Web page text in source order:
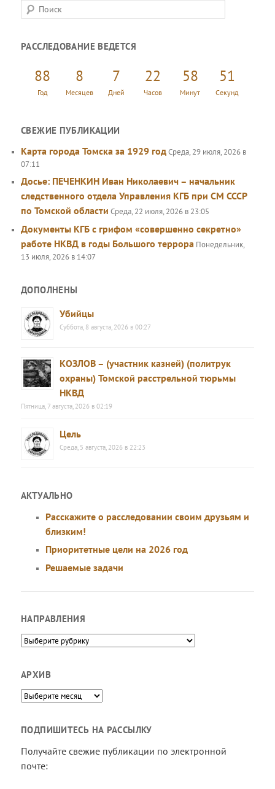
П
о
с
РАССЛЕДОВАНИЕ ВЕДЕТСЯ
88
Год
8
Месяцев
7
Дней
22
Часов
58
Минут
52
Секунд
СВЕЖИЕ ПУБЛИКАЦИИ
Карта города Томска за 1929 годСреда, 29 июля, 2026 в
07:11
Досье: ПЕЧЕНКИН Иван Николаевич – начальник
следственного отдела Управления КГБ при СМ СССР
по Томской области Среда, 22 июля, 2026 в 23:05
Документы КГБ с грифом «совершенно секретно»
работе НКВД в годы Большого террора Понедельник,
13 июля, 2026 в 14:07
ДОПОЛНЕНЫ
Убийцы
Суббота, 8 августа, 2026 в 00:27
КОЗЛОВ – (участник казней) (политрук
охраны) Томской расстрельной тюрьмы
НКВД
Пятница, 7 августа, 2026 в 02:19
Цель
Среда, 5 августа, 2026 в 22:23
АКТУАЛЬНО
Расскажите о расследовании своим друзьям и
близким!
Приоритетные цели на 2026 год
Решаемые задачи
НАПРАВЛЕНИЯ
Направления
АРХИВ
Архив
ПОДПИШИТЕСЬ НА РАССЫЛКУ
Получайте свежие публикации по электронной
почте: